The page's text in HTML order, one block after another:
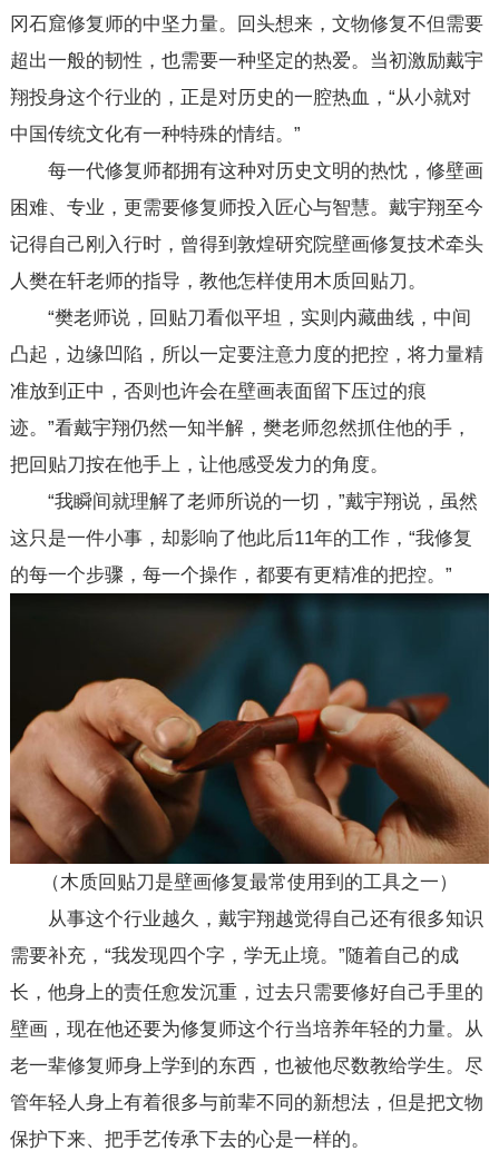
冈石窟修复师的中坚力量。回头想来，文物修复不但需要
超出一般的韧性，也需要一种坚定的热爱。当初激励戴宇
翔投身这个行业的，正是对历史的一腔热血，“从小就对
中国传统文化有一种特殊的情结。”
每一代修复师都拥有这种对历史文明的热忱，修壁画
困难、专业，更需要修复师投入匠心与智慧。戴宇翔至今
记得自己刚入行时，曾得到敦煌研究院壁画修复技术牵头
人樊在轩老师的指导，教他怎样使用木质回贴刀。
“樊老师说，回贴刀看似平坦，实则内藏曲线，中间
凸起，边缘凹陷，所以一定要注意力度的把控，将力量精
准放到正中，否则也许会在壁画表面留下压过的痕
迹。”看戴宇翔仍然一知半解，樊老师忽然抓住他的手，
把回贴刀按在他手上，让他感受发力的角度。
“我瞬间就理解了老师所说的一切，”戴宇翔说，虽然
这只是一件小事，却影响了他此后11年的工作，“我修复
的每一个步骤，每一个操作，都要有更精准的把控。”
（木质回贴刀是壁画修复最常使用到的工具之一）
从事这个行业越久，戴宇翔越觉得自己还有很多知识
需要补充，“我发现四个字，学无止境。”随着自己的成
长，他身上的责任愈发沉重，过去只需要修好自己手里的
壁画，现在他还要为修复师这个行当培养年轻的力量。从
老一辈修复师身上学到的东西，也被他尽数教给学生。尽
管年轻人身上有着很多与前辈不同的新想法，但是把文物
保护下来、把手艺传承下去的心是一样的。